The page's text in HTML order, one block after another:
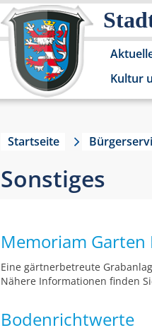
Kultur
Startseite
Sonstiges
Memoriam Garten
Eine gärtnerbetreute
Nähere Informationen finden
Bodenrichtwerte